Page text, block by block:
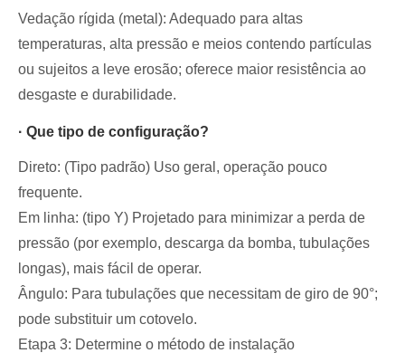
Vedação rígida (metal): Adequado para altas
temperaturas, alta pressão e meios contendo partículas
ou sujeitos a leve erosão; oferece maior resistência ao
desgaste e durabilidade.
· Que tipo de configuração?
Direto: (Tipo padrão) Uso geral, operação pouco
frequente.
Em linha: (tipo Y) Projetado para minimizar a perda de
pressão (por exemplo, descarga da bomba, tubulações
longas), mais fácil de operar.
Ângulo: Para tubulações que necessitam de giro de 90°;
pode substituir um cotovelo.
Etapa 3: Determine o método de instalação